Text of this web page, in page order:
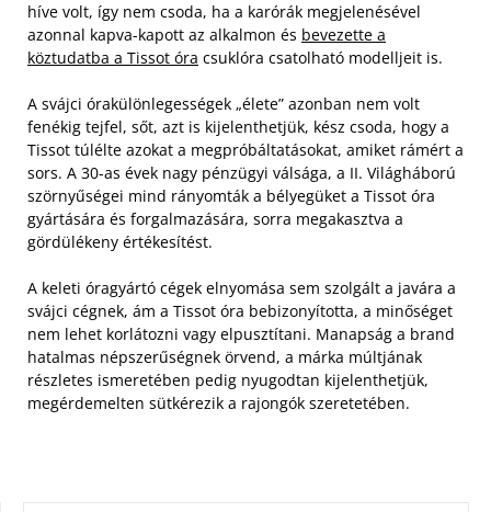
híve volt, így nem csoda, ha a karórák megjelenésével
azonnal kapva-kapott az alkalmon és bevezette a
köztudatba a Tissot óra csuklóra csatolható modelljeit is.
A svájci órakülönlegességek „élete” azonban nem volt
fenékig tejfel, sőt, azt is kijelenthetjük, kész csoda, hogy a
Tissot túlélte azokat a megpróbáltatásokat, amiket rámért a
sors. A 30-as évek nagy pénzügyi válsága, a II. Világháború
szörnyűségei mind rányomták a bélyegüket a Tissot óra
gyártására és forgalmazására, sorra megakasztva a
gördülékeny értékesítést.
A keleti óragyártó cégek elnyomása sem szolgált a javára a
svájci cégnek, ám a Tissot óra bebizonyította, a minőséget
nem lehet korlátozni vagy elpusztítani. Manapság a brand
hatalmas népszerűségnek örvend, a márka múltjának
részletes ismeretében pedig nyugodtan kijelenthetjük,
megérdemelten sütkérezik a rajongók szeretetében.